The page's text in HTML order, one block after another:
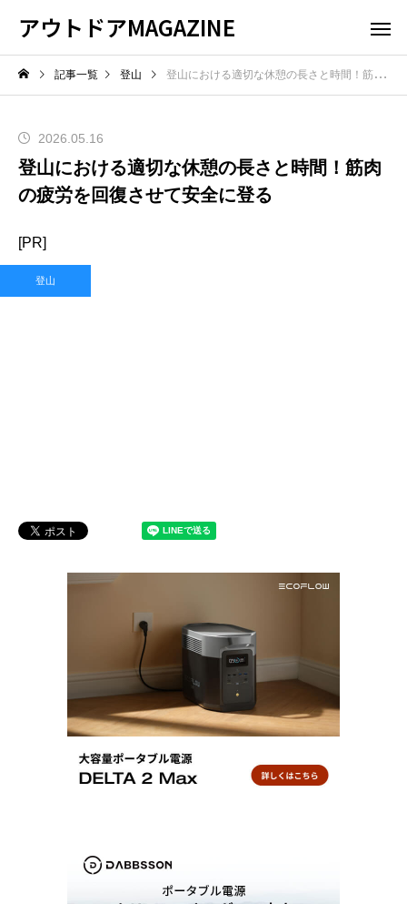
アウトドアMAGAZINE
記事一覧 登山 登山における適切な休憩の長さと時間！筋肉の疲労を回復させて安全に登る
2026.05.16
登山における適切な休憩の長さと時間！筋肉
の疲労を回復させて安全に登る
[PR]
登山